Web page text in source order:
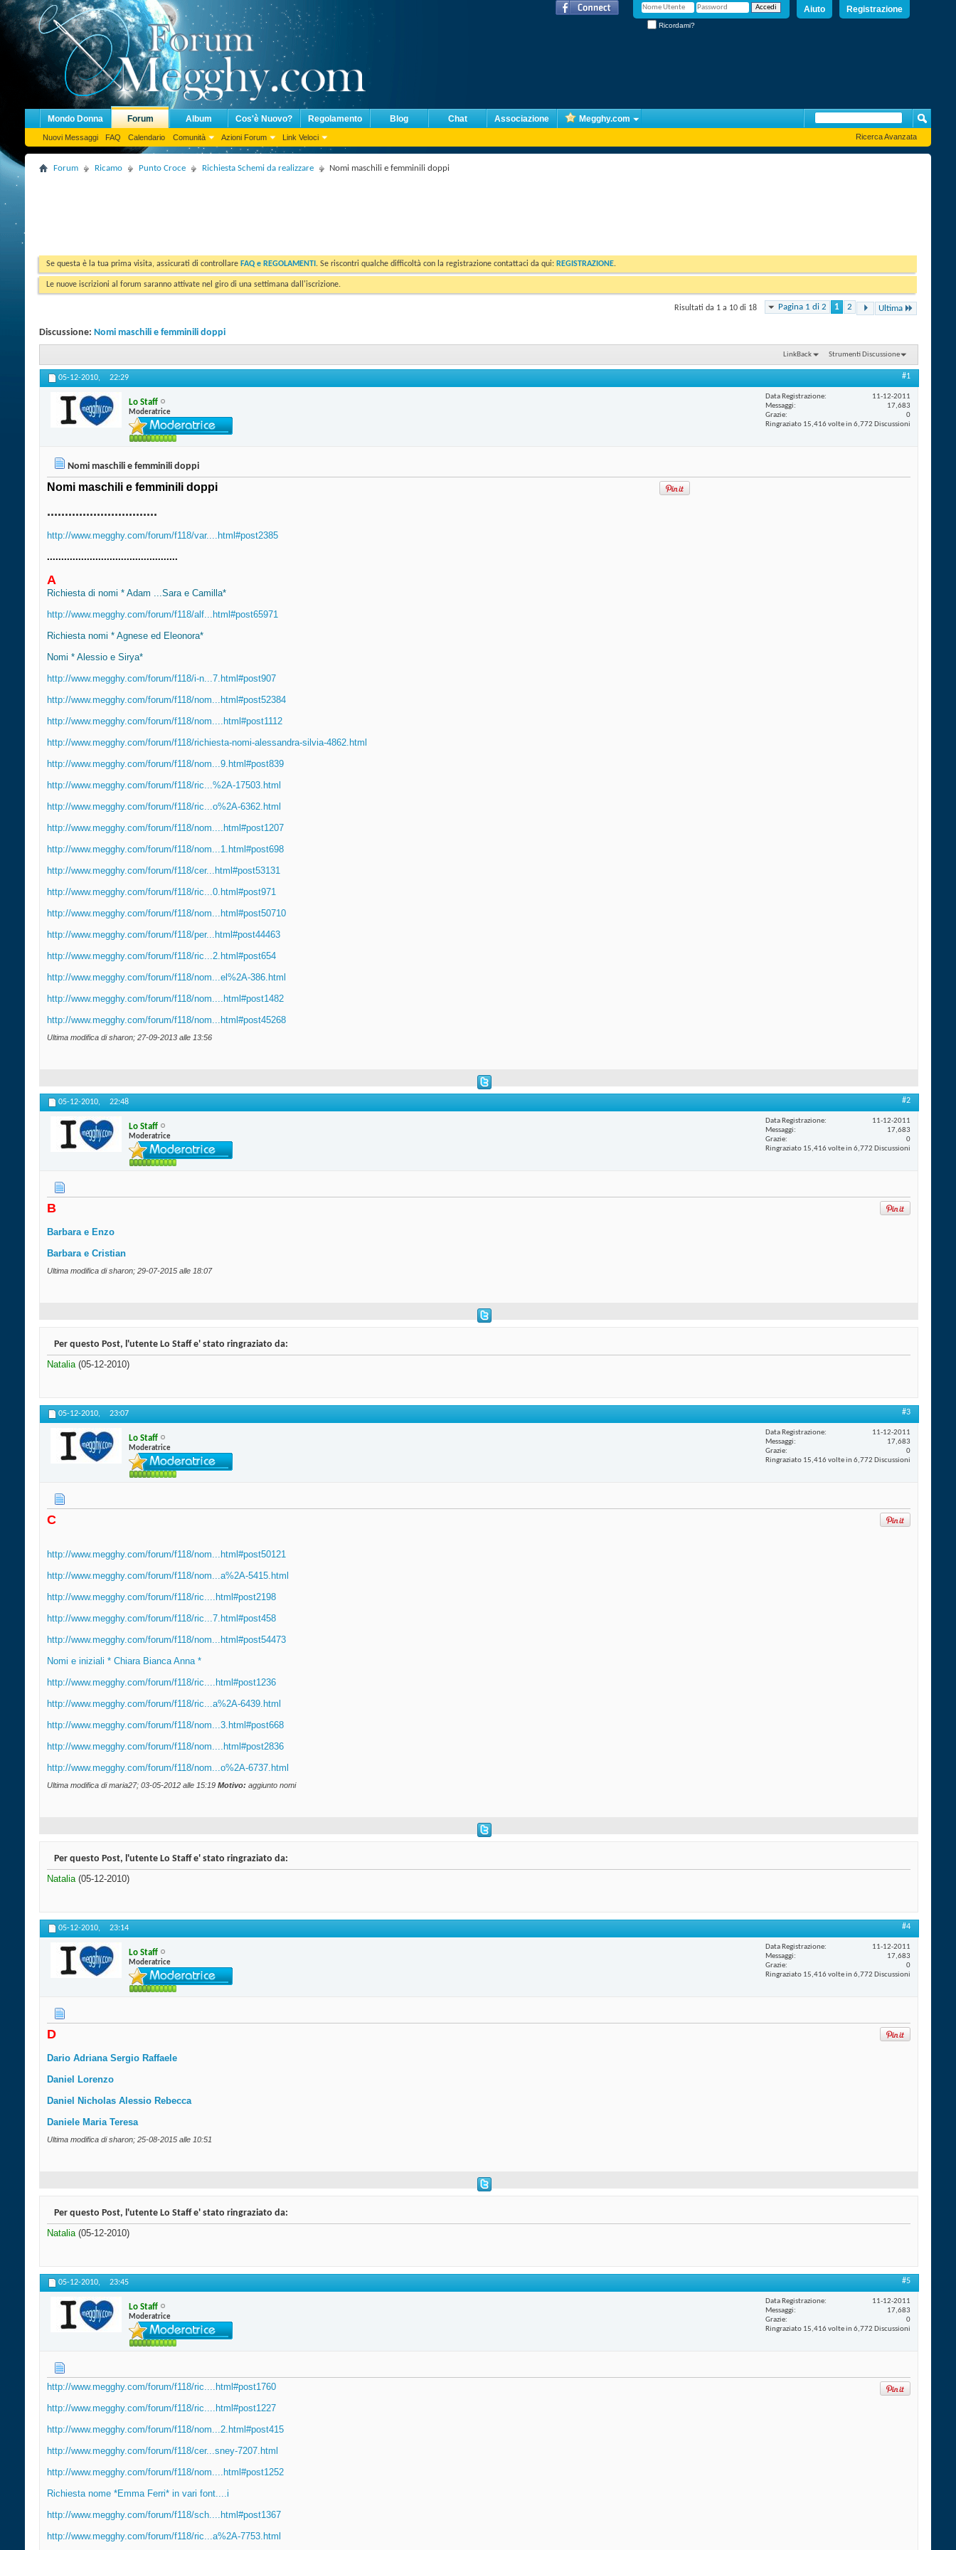
Registrazione
Aiuto
Ricordami?
Mondo Donna Forum
Nuovi Messaggi FAQ Calendario Comunità Azioni Forum Link Veloci
Album Cos'è Nuovo? Regolamento Blog Chat Associazione Megghy.com
Ricerca Avanzata
Forum Ricamo Punto Croce Richiesta Schemi da realizzare Nomi maschili e femminili doppi
Se questa è la tua prima visita, assicurati di controllare FAQ e REGOLAMENTI . Se riscontri qualche difficoltà con la registrazione contattaci da qui: REGISTRAZIONE.
Le nuove iscrizioni al forum saranno attivate nel giro di una settimana dall'iscrizione.
Pagina 1 di 2 1 2 Ultima
Risultati da 1 a 10 di 18
Discussione: Nomi maschili e femminili doppi
LinkBack Strumenti Discussione
05-12-2010, 22:29 #1
Lo Staff
Moderatrice
Data Registrazione
11-12-2011
Messaggi
17,683
Grazie
0
Ringraziato 15,416 volte in 6,772 Discussioni
Nomi maschili e femminili doppi
Nomi maschili e femminili doppi
...............................
http://www.megghy.com/forum/f118/var....html#post2385
..............................................
A
Richiesta di nomi * Adam ...Sara e Camilla*
http://www.megghy.com/forum/f118/alf...html#post65971
Richiesta nomi * Agnese ed Eleonora*
Nomi * Alessio e Sirya*
http://www.megghy.com/forum/f118/i-n...7.html#post907
http://www.megghy.com/forum/f118/nom...html#post52384
http://www.megghy.com/forum/f118/nom....html#post1112
http://www.megghy.com/forum/f118/richiesta-nomi-alessandra-silvia-4862.html
http://www.megghy.com/forum/f118/nom...9.html#post839
http://www.megghy.com/forum/f118/ric...%2A-17503.html
http://www.megghy.com/forum/f118/ric...o%2A-6362.html
http://www.megghy.com/forum/f118/nom....html#post1207
http://www.megghy.com/forum/f118/nom...1.html#post698
http://www.megghy.com/forum/f118/cer...html#post53131
http://www.megghy.com/forum/f118/ric...0.html#post971
http://www.megghy.com/forum/f118/nom...html#post50710
http://www.megghy.com/forum/f118/per...html#post44463
http://www.megghy.com/forum/f118/ric...2.html#post654
http://www.megghy.com/forum/f118/nom...el%2A-386.html
http://www.megghy.com/forum/f118/nom....html#post1482
http://www.megghy.com/forum/f118/nom...html#post45268
Ultima modifica di sharon; 27-09-2013 alle 13:56
05-12-2010, 22:48 #2
Lo Staff
Moderatrice
Data Registrazione
11-12-2011
Messaggi
17,683
Grazie
0
Ringraziato 15,416 volte in 6,772 Discussioni
B
Barbara e Enzo
Barbara e Cristian
Ultima modifica di sharon; 29-07-2015 alle 18:07
Per questo Post, l'utente Lo Staff e' stato ringraziato da:
Natalia(05-12-2010)
05-12-2010, 23:07 #3
Lo Staff
Moderatrice
Data Registrazione
11-12-2011
Messaggi
17,683
Grazie
0
Ringraziato 15,416 volte in 6,772 Discussioni
C
http://www.megghy.com/forum/f118/nom...html#post50121
http://www.megghy.com/forum/f118/nom...a%2A-5415.html
http://www.megghy.com/forum/f118/ric....html#post2198
http://www.megghy.com/forum/f118/ric...7.html#post458
http://www.megghy.com/forum/f118/nom...html#post54473
Nomi e iniziali * Chiara Bianca Anna *
http://www.megghy.com/forum/f118/ric....html#post1236
http://www.megghy.com/forum/f118/ric...a%2A-6439.html
http://www.megghy.com/forum/f118/nom...3.html#post668
http://www.megghy.com/forum/f118/nom....html#post2836
http://www.megghy.com/forum/f118/nom...o%2A-6737.html
Ultima modifica di maria27; 03-05-2012 alle 15:19 Motivo: aggiunto nomi
Per questo Post, l'utente Lo Staff e' stato ringraziato da:
Natalia(05-12-2010)
05-12-2010, 23:14 #4
Lo Staff
Moderatrice
Data Registrazione
11-12-2011
Messaggi
17,683
Grazie
0
Ringraziato 15,416 volte in 6,772 Discussioni
D
Dario Adriana Sergio Raffaele
Daniel Lorenzo
Daniel Nicholas Alessio Rebecca
Daniele Maria Teresa
Ultima modifica di sharon; 25-08-2015 alle 10:51
Per questo Post, l'utente Lo Staff e' stato ringraziato da:
Natalia(05-12-2010)
05-12-2010, 23:45 #5
Lo Staff
Moderatrice
Data Registrazione
11-12-2011
Messaggi
17,683
Grazie
0
Ringraziato 15,416 volte in 6,772 Discussioni
http://www.megghy.com/forum/f118/ric....html#post1760
http://www.megghy.com/forum/f118/ric....html#post1227
http://www.megghy.com/forum/f118/nom...2.html#post415
http://www.megghy.com/forum/f118/cer...sney-7207.html
http://www.megghy.com/forum/f118/nom....html#post1252
Richiesta nome *Emma Ferri* in vari font....i
http://www.megghy.com/forum/f118/sch....html#post1367
http://www.megghy.com/forum/f118/ric...a%2A-7753.html